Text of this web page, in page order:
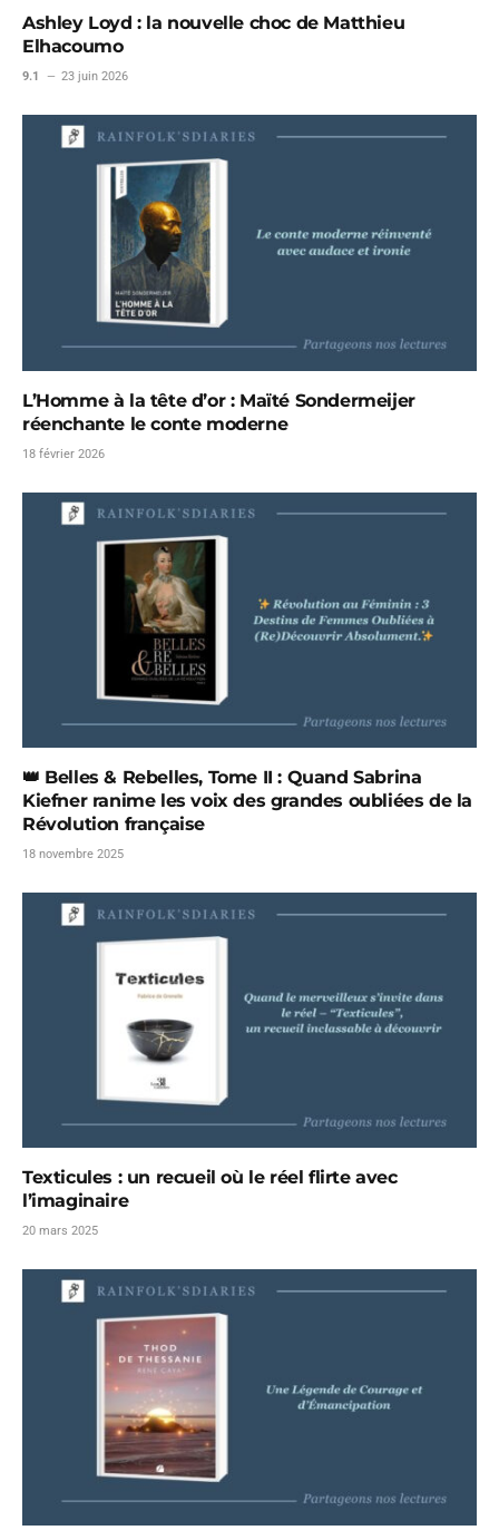
Ashley Loyd : la nouvelle choc de Matthieu
Elhacoumo
9.1 23 juin 2026
L’Homme à la tête d’or : Maïté Sondermeijer
réenchante le conte moderne
18 février 2026
👑 Belles & Rebelles, Tome II : Quand Sabrina
Kiefner ranime les voix des grandes oubliées de la
Révolution française
18 novembre 2025
Texticules : un recueil où le réel flirte avec
l’imaginaire
20 mars 2025